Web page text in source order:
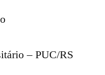
– PUC/RS